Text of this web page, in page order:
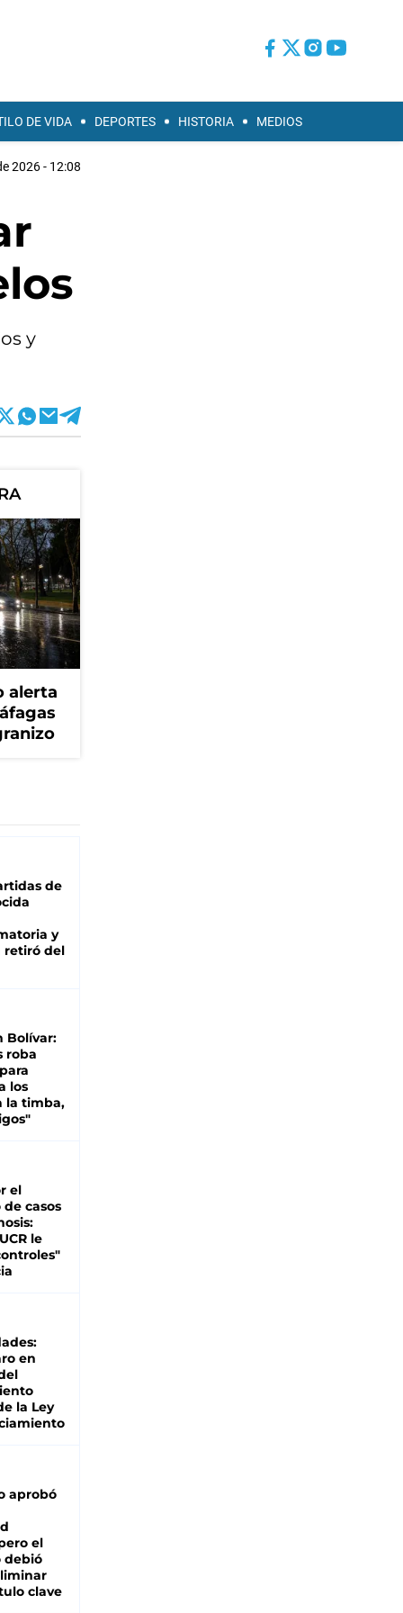
DE VIDA DEPORTES HISTORIA MEDIOS
2026 - 12:08
y
alerta
de
y
retiró del
Bolívar:
roba
los
la timba,
el
casos
le
en
la Ley
aprobó
el
debió
clave